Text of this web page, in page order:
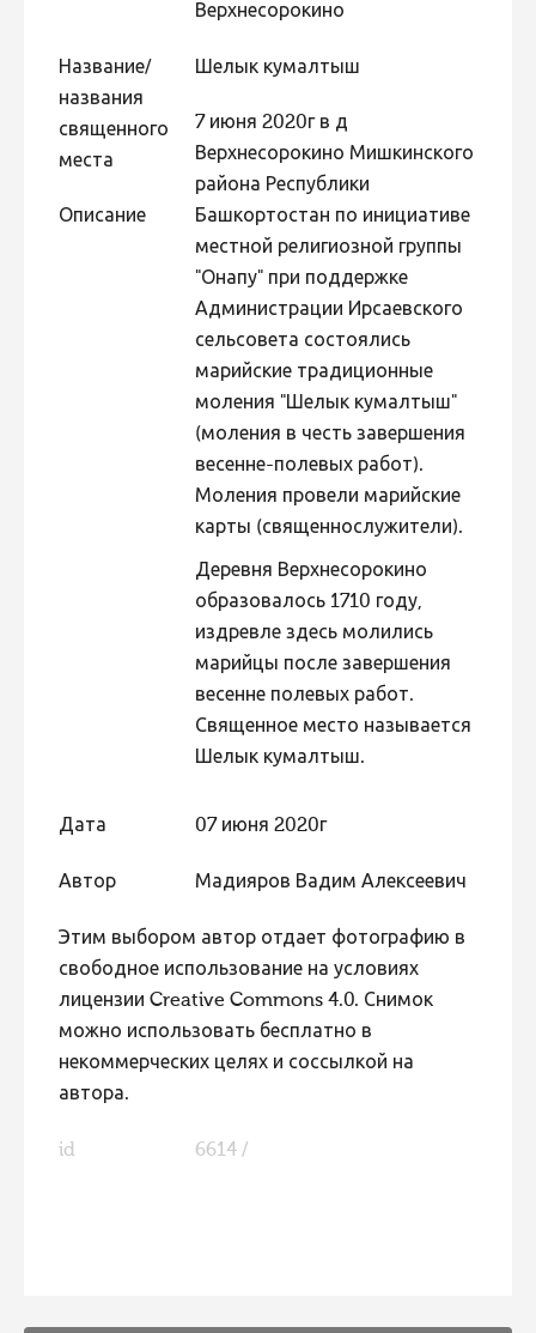
Фотоконкурс 2019
Фотоконкурс 2018
Фотоконкурс 2017
Фотоконкурс 2016
Фотоконкурс 2014
Фотоконкурс 2013
Фотоконкурс 2011
Фотоконкурс 2010
Верхнесорокино
Название/
названия
священного
места
Шелык кумалтыш
Описание
7 июня 2020г в д
Верхнесорокино Мишкинского
района Республики
Башкортостан по инициативе
местной религиозной группы
"Онапу" при поддержке
Администрации Ирсаевского
сельсовета состоялись
марийские традиционные
моления "Шелык кумалтыш"
(моления в честь завершения
весенне-полевых работ).
Моления провели марийские
карты (священнослужители).
Деревня Верхнесорокино
образовалось 1710 году,
издревле здесь молились
марийцы после завершения
весенне полевых работ.
Священное место называется
Шелык кумалтыш.
Дата 07 июня 2020г
Автор Мадияров Вадим Алексеевич
Этим выбором автор отдает фотографию в
свободное использование на условиях
лицензии Creative Commons 4.0. Снимок
можно использовать бесплатно в
некоммерческих целях и соссылкой на
автора.
id 6614 /